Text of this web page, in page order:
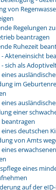
von
Regelungen
beantragen
Ruhezeit
Akteneinsicht
sich als
im
einer
deutschen
von Amts
eines
auf der